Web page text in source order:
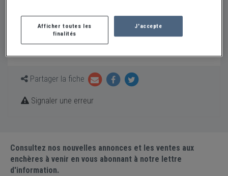
l’achat d’un véhicule de collection.
Spécialités:Auto, Achat-Vente, Documentations,
Mécanique générale, Entretien
Partager la fiche
Signaler une erreur
Consultez nos nouvelles annonces et les ventes aux
enchères à venir en vous abonnant à notre lettre
d'information.
Afficher toutes les
finalités
J'accepte